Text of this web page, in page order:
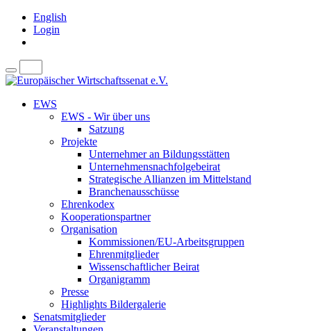
English
Login
EWS
EWS - Wir über uns
Satzung
Projekte
Unternehmer an Bildungsstätten
Unternehmensnachfolgebeirat
Strategische Allianzen im Mittelstand
Branchenausschüsse
Ehrenkodex
Kooperationspartner
Organisation
Kommissionen/EU-Arbeitsgruppen
Ehrenmitglieder
Wissenschaftlicher Beirat
Organigramm
Presse
Highlights Bildergalerie
Senatsmitglieder